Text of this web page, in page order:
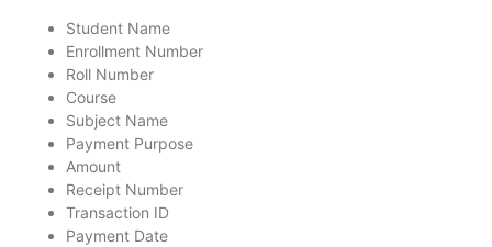
Student Name
Enrollment Number
Roll Number
Course
Subject Name
Payment Purpose
Amount
Receipt Number
Transaction ID
Payment Date